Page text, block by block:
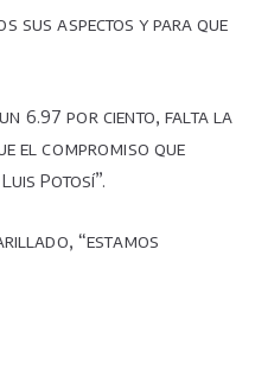
sus aspectos y para que
6.97 por ciento, falta la
el compromiso que
Potosí”.
“estamos